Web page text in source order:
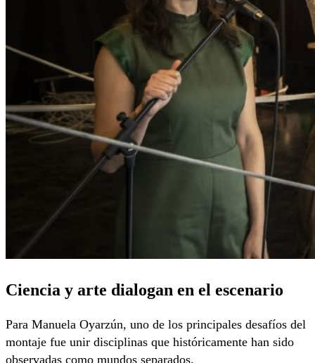
Ciencia y arte dialogan en el escenario
Para Manuela Oyarzún, uno de los principales desafíos del
montaje fue unir disciplinas que históricamente han sido
observadas como mundos separados.